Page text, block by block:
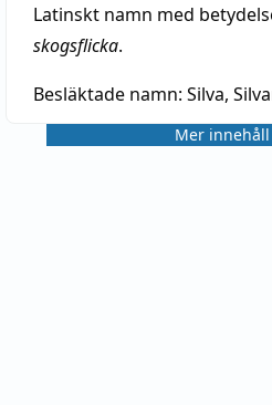
Latinskt namn med
skogsflicka.
Besläktade namn: Silva,
Mer